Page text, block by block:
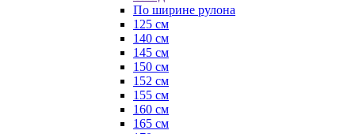
По ширине рулона
125 см
140 см
145 см
150 см
152 см
155 см
160 см
165 см